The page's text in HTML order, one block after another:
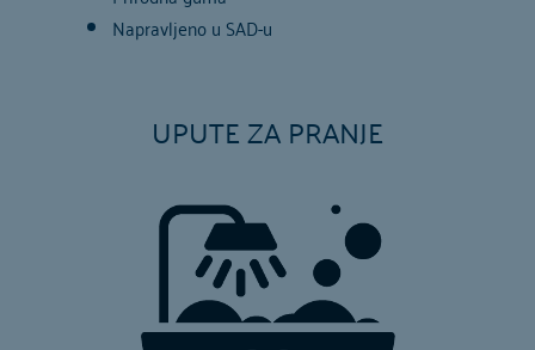
Napravljeno u SAD-u
UPUTE ZA PRANJE